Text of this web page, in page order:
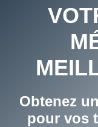
Obtenez
pour vos